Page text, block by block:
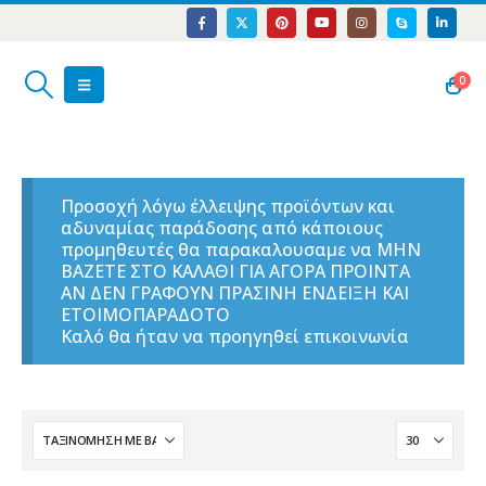
0
Προσοχή λόγω έλλειψης προϊόντων και
αδυναμίας παράδοσης από κάποιους
προμηθευτές θα παρακαλουσαμε να ΜΗΝ
ΒΑΖΕΤΕ ΣΤΟ ΚΑΛΑΘΙ ΓΙΑ ΑΓΟΡΑ ΠΡΟΙΝΤΑ
ΑΝ ΔΕΝ ΓΡΑΦΟΥΝ ΠΡΑΣΙΝΗ ΕΝΔΕΙΞΗ ΚΑΙ
ΕΤΟΙΜΟΠΑΡΑΔΟΤΟ
Καλό θα ήταν να προηγηθεί επικοινωνία